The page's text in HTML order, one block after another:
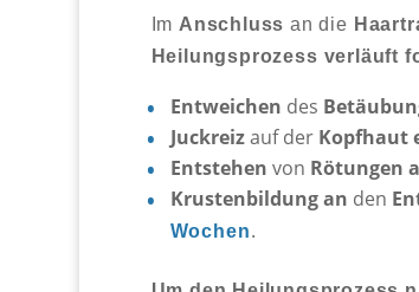
Im Anschluss an die
Heilungsprozess verläuft
Entweichen des
Juckreizauf der Kopfhaut
Entstehen von Rötungen
Krustenbildungan den
Wochen.